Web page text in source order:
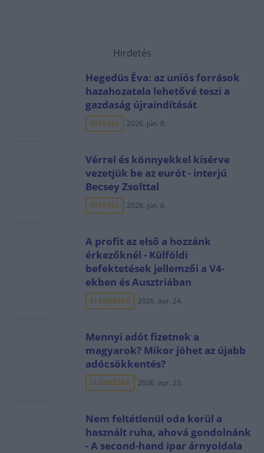
Hirdetés
Hegedüs Éva: az uniós források
hazahozatala lehetővé teszi a
gazdaság újraindítását
INTERJÚ 2026. jún. 8.
Vérrel és könnyekkel kísérve
vezetjük be az eurót - interjú
Becsey Zsolttal
INTERJÚ 2026. jún. 6.
A profit az első a hozzánk
érkezőknél - Külföldi
befektetések jellemzői a V4-
ekben és Ausztriában
ELEMZÉSEK 2026. ápr. 24.
Mennyi adót fizetnek a
magyarok? Mikor jöhet az újabb
adócsökkentés?
ELEMZÉSEK 2026. ápr. 23.
Nem feltétlenül oda kerül a
használt ruha, ahová gondolnánk
- A second-hand ipar árnyoldala